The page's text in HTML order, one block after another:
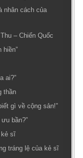
nhân cách của
– Chiến Quốc
hiền”
ai?”
thần
gì về cộng sản!”
bần?”
kẻ sĩ
tráng lệ của kẻ sĩ